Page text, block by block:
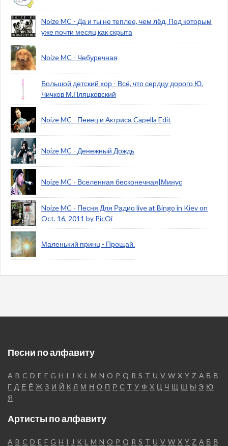
Noize MC - Да и ты не теплее, чем лёд, Под которым
уже почти месяц как скрыта
Noize MC - Чебуречная
Большой детский хор - Всё, что сердцу дорого Ю.
Чичков М.Пляцковский
Noize MC - Певец и Актриса Capella Edit
Noize MC - Денежный Дождь
Noize MC - Вселенная бесконечная|Минус
Noize MC - Песня Для Радио live at Bingo in Kiev on
Oct. 16, 2011 by PicOi
Маленький принц - Прощай.
Песни по алфавиту
A B C D E F G H I J K L M N O P Q R S T U V W X Y Z А Б В
Г Д Е Ё Ж З И Й К Л М Н О П Р С Т У Ф Х Ц Ч Щ Ш Ы Э Ю
Я
Артисты по алфавиту
A B C D E F G H I J K L M N O P Q R S T U V W X Y Z А Б В